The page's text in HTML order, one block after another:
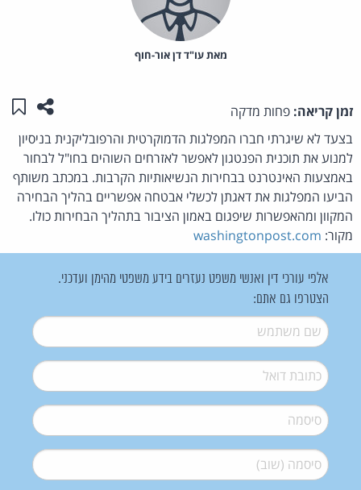
מאת‏ עו"ד דן אור-חוף
זמן קריאה: פחות מדקה שתפו
בצעד לא שיגרתי חברו המפלגות הדמוקרטית והרפובליקנית בניסיון
למנוע את תוכנית הפנטגון לאפשר לאזרחים השוהים בחו"ל לבחור
באמצעות האינטרנט בבחירות הנשיאותיות הקרבות. במכתב משותף
הביעו המפלגות את דאגתן לכשלי אבטחה אפשריים בהליך הבחירה
המקוון ומהאפשרות שיפגום באמון הציבור בתהליך הבחירות כולו.
מקור: washingtonpost.com
אלפי עורכי דין ואנשי משפט נעזרים בידע משפטי מהימן ועדכני.
הצטרפו גם אתם:
שם משתמש*
דואל*
סיסמה*
סיסמה (שוב)*